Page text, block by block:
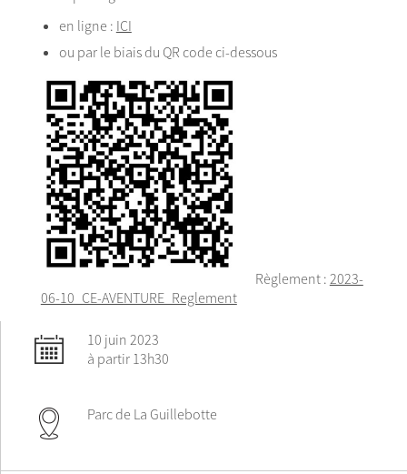
en ligne : ICI
ou par le biais du QR code ci-dessous
Règlement : 2023-
06-10_CE-AVENTURE_Reglement
10 juin 2023
à partir 13h30
Parc de La Guillebotte